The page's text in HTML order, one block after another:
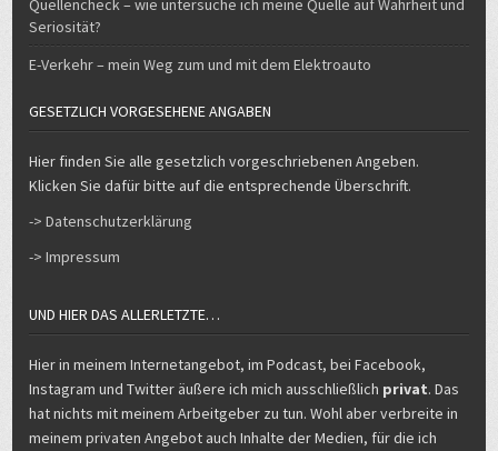
Quellencheck – wie untersuche ich meine Quelle auf Wahrheit und
Seriosität?
E-Verkehr – mein Weg zum und mit dem Elektroauto
GESETZLICH VORGESEHENE ANGABEN
Hier finden Sie alle gesetzlich vorgeschriebenen Angeben.
Klicken Sie dafür bitte auf die entsprechende Überschrift.
-> Datenschutzerklärung
-> Impressum
UND HIER DAS ALLERLETZTE…
Hier in meinem Internetangebot, im Podcast, bei Facebook,
Instagram und Twitter äußere ich mich ausschließlich privat. Das
hat nichts mit meinem Arbeitgeber zu tun. Wohl aber verbreite in
meinem privaten Angebot auch Inhalte der Medien, für die ich